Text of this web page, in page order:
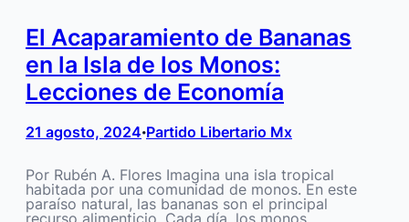
El Acaparamiento de Bananas
en la Isla de los Monos:
Lecciones de Economía
21 agosto, 2024•Partido Libertario Mx
Por Rubén A. Flores Imagina una isla tropical
habitada por una comunidad de monos. En este
paraíso natural, las bananas son el principal